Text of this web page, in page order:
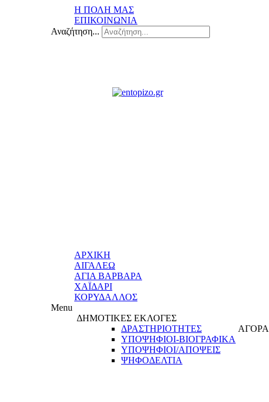
Η ΠΟΛΗ ΜΑΣ
ΕΠΙΚΟΙΝΩΝΙΑ
Αναζήτηση...
ΑΡΧΙΚΗ
ΑΙΓΑΛΕΩ
ΑΓΙΑ ΒΑΡΒΑΡΑ
ΧΑΪΔΑΡΙ
ΚΟΡΥΔΑΛΛΟΣ
Menu
ΔΗΜΟΤΙΚΕΣ ΕΚΛΟΓΕΣ
ΔΡΑΣΤΗΡΙΟΤΗΤΕΣ
ΥΠΟΨΗΦΙΟΙ-ΒΙΟΓΡΑΦΙΚΑ
ΥΠΟΨΗΦΙΟΙ/ΑΠΟΨΕΙΣ
ΨΗΦΟΔΕΛΤΙΑ